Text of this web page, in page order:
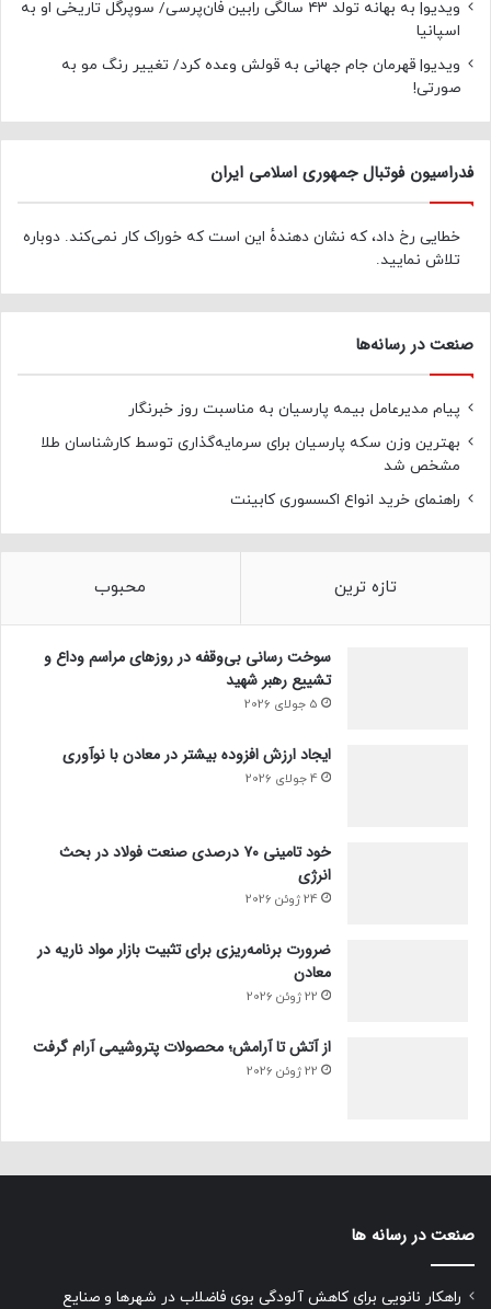
ویدیو| به بهانه تولد ۴۳ سالگی رابین فان‌پرسی/ سوپرگل تاریخی او به
اسپانیا
ویدیو| قهرمان جام جهانی به قولش وعده کرد/ تغییر رنگ مو به
صورتی!
فدراسیون فوتبال جمهوری اسلامی ایران
خطایی رخ داد، که نشان دهندهٔ این است که خوراک کار نمی‌کند. دوباره
تلاش نمایید.
صنعت در رسانه‌ها
پیام مدیرعامل بیمه پارسیان به مناسبت روز خبرنگار
بهترین وزن سکه پارسیان برای سرمایه‌گذاری توسط کارشناسان طلا
مشخص شد
راهنمای خرید انواع اکسسوری کابینت
تازه ترین محبوب
سوخت رسانی بی‌وقفه در روز‌های مراسم وداع و
تشییع رهبر شهید
5 جولای 2026
ایجاد ارزش افزوده بیشتر در معادن با نوآوری
4 جولای 2026
خود تامینی ۷۰ درصدی صنعت فولاد در بحث
انرژی
24 ژوئن 2026
ضرورت برنامه‌ریزی برای تثبیت بازار مواد ناریه در
معادن
22 ژوئن 2026
از آتش تا آرامش؛ محصولات پتروشیمی آرام گرفت
22 ژوئن 2026
صنعت در رسانه ها
راهکار نانویی برای کاهش آلودگی بوی فاضلاب در شهرها و صنایع